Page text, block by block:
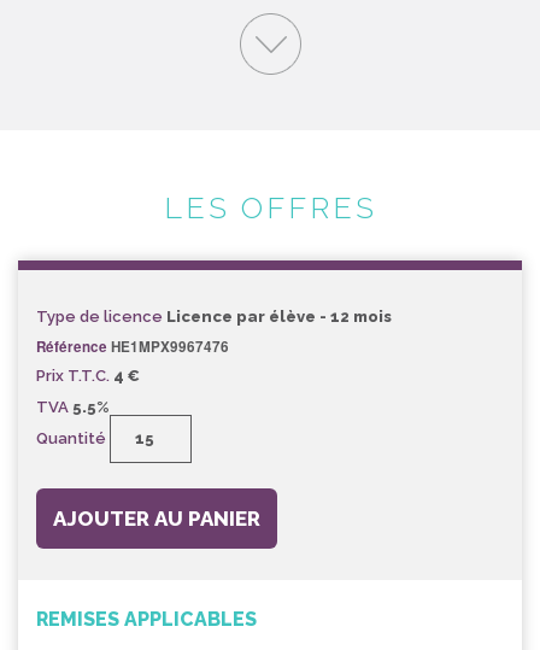
LES OFFRES
Type de licence Licence par élève - 12 mois
Référence HE1MPX9967476
Prix T.T.C. 4 €
TVA 5.5%
Quantité
AJOUTER AU PANIER
REMISES APPLICABLES